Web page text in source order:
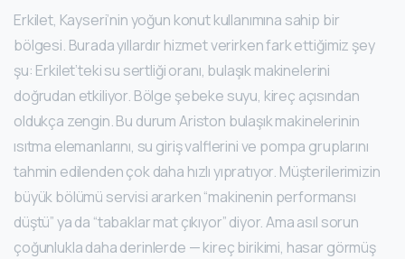
Erkilet, Kayseri’nin yoğun konut kullanımına sahip bir
bölgesi. Burada yıllardır hizmet verirken fark ettiğimiz şey
şu: Erkilet’teki su sertliği oranı, bulaşık makinelerini
doğrudan etkiliyor. Bölge şebeke suyu, kireç açısından
oldukça zengin. Bu durum Ariston bulaşık makinelerinin
ısıtma elemanlarını, su giriş valflerini ve pompa gruplarını
tahmin edilenden çok daha hızlı yıpratıyor. Müşterilerimizin
büyük bölümü servisi ararken “makinenin performansı
düştü” ya da “tabaklar mat çıkıyor” diyor. Ama asıl sorun
çoğunlukla daha derinlerde — kireç birikimi, hasar görmüş